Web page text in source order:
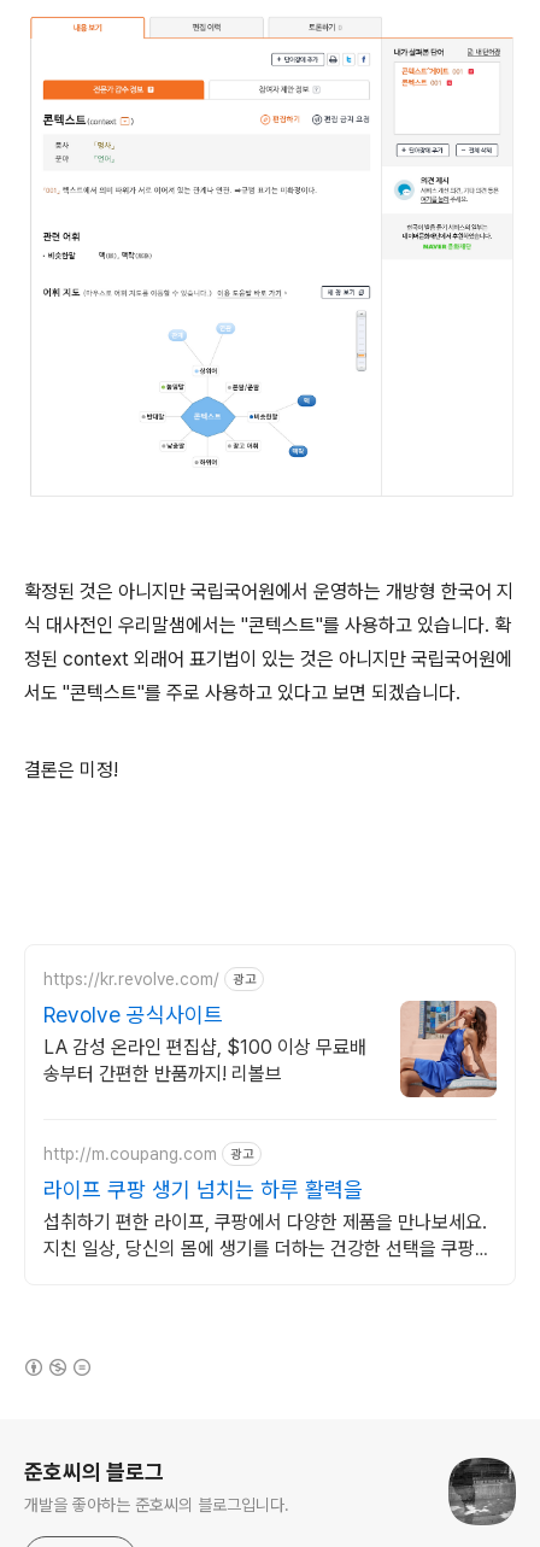
확정된 것은 아니지만 국립국어원에서 운영하는 개방형 한국어 지
식 대사전인 우리말샘에서는 "콘텍스트"를 사용하고 있습니다. 확
정된 context 외래어 표기법이 있는 것은 아니지만 국립국어원에
서도 "콘텍스트"를 주로 사용하고 있다고 보면 되겠습니다.
결론은 미정!
https://kr.revolve.com/ 광고
Revolve 공식사이트
LA 감성 온라인 편집샵, $100 이상 무료배
송부터 간편한 반품까지! 리볼브
http://m.coupang.com 광고
라이프 쿠팡 생기 넘치는 하루 활력을
섭취하기 편한 라이프, 쿠팡에서 다양한 제품을 만나보세요.
지친 일상, 당신의 몸에 생기를 더하는 건강한 선택을 쿠팡에
준호씨의 블로그
개발을 좋아하는 준호씨의 블로그입니다.